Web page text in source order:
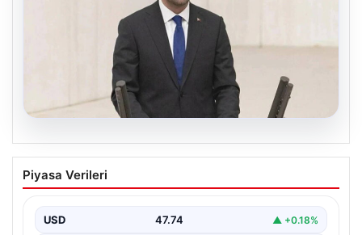
07.08.2026
AKP’li isimden skandal sözler! Barınma
sorunundan gençleri sorumlu tuttu
Sorunu ve Gençlerin Sorumluluğu Üzerine Tartışmalar",
"content":…
Piyasa Verileri
USD 47.74 ▲ +0.18%